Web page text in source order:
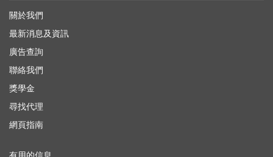
關於我們
最新消息及資訊
廣告查詢
聯絡我們
獎學金
尋找代理
網頁指南